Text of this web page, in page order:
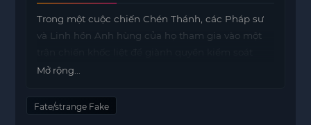
Trong một cuộc chiến Chén Thánh, các Pháp sư
và Linh hồn Anh hùng của họ tham gia vào một
Chén Thánh—một vật phẩm huyền bí được cho là
năm trôi qua kể từ khi kết thúc Cuộc chiến Chén
Mở rộng...
Fate/strange Fake